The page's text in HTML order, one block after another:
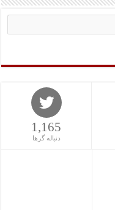
1,165
دنباله گرها